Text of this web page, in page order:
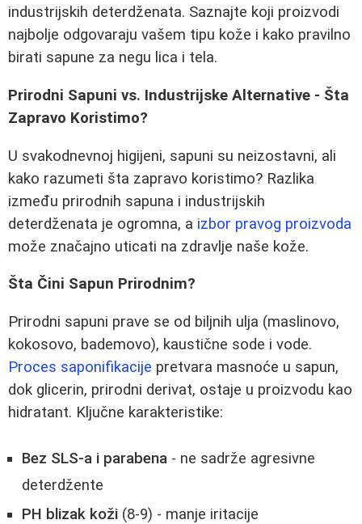
industrijskih deterdženata. Saznajte koji proizvodi
najbolje odgovaraju vašem tipu kože i kako pravilno
birati sapune za negu lica i tela.
Prirodni Sapuni vs. Industrijske Alternative - Šta
Zapravo Koristimo?
U svakodnevnoj higijeni, sapuni su neizostavni, ali
kako razumeti šta zapravo koristimo? Razlika
između prirodnih sapuna i industrijskih
deterdženata je ogromna, a izbor pravog proizvoda
može značajno uticati na zdravlje naše kože.
Šta Čini Sapun Prirodnim?
Prirodni sapuni prave se od biljnih ulja (maslinovo,
kokosovo, bademovo), kaustične sode i vode.
Proces saponifikacije pretvara masnoće u sapun,
dok glicerin, prirodni derivat, ostaje u proizvodu kao
hidratant. Ključne karakteristike:
Bez SLS-a i parabena - ne sadrže agresivne
deterdžente
PH blizak koži (8-9) - manje iritacije